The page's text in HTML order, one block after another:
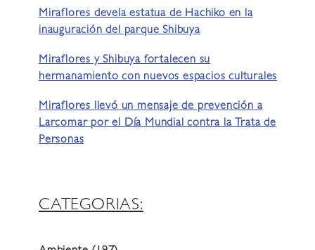
Miraflores devela estatua de Hachiko en la
inauguración del parque Shibuya
Miraflores y Shibuya fortalecen su
hermanamiento con nuevos espacios culturales
Miraflores llevó un mensaje de prevención a
Larcomar por el Día Mundial contra la Trata de
Personas
CATEGORIAS: